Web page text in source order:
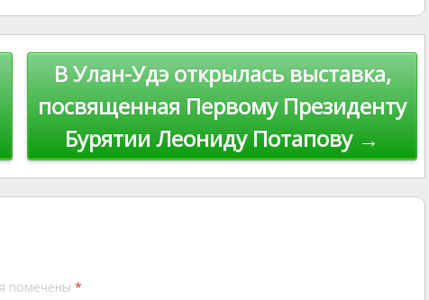
Li
n
k
В Улан-Удэ открылась выставка,
посвященная Первому Президенту
Бурятии Леониду Потапову →
помечены *